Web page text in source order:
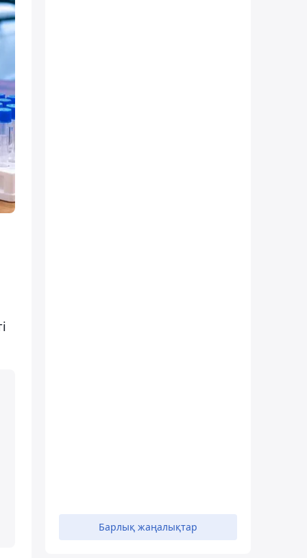
Барлық жаңалықтар